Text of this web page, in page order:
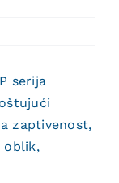
serija
zaptivenost,
oblik,